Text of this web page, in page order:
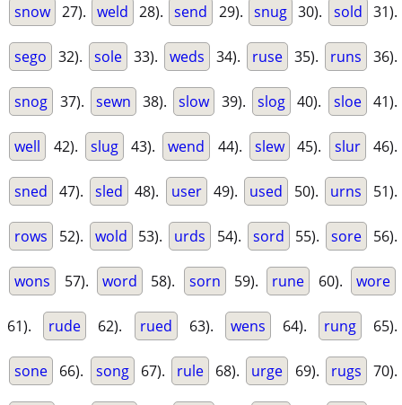
snow 27). weld 28). send 29). snug 30). sold 31).
sego 32). sole 33). weds 34). ruse 35). runs 36).
snog 37). sewn 38). slow 39). slog 40). sloe 41).
well 42). slug 43). wend 44). slew 45). slur 46).
sned 47). sled 48). user 49). used 50). urns 51).
rows 52). wold 53). urds 54). sord 55). sore 56).
wons 57). word 58). sorn 59). rune 60). wore
61). rude 62). rued 63). wens 64). rung 65).
sone 66). song 67). rule 68). urge 69). rugs 70).